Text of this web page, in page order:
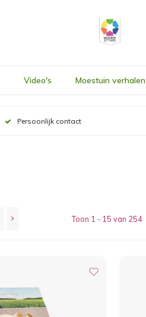
Video's Moestuin verhalen
Persoonlijk contact
Toon 1 - 15 van 254